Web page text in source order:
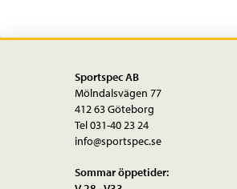
Sportspec AB
Mölndalsvägen 77
412 63 Göteborg
Tel 031-40 23 24
info@sportspec.se
Sommar öppetider: